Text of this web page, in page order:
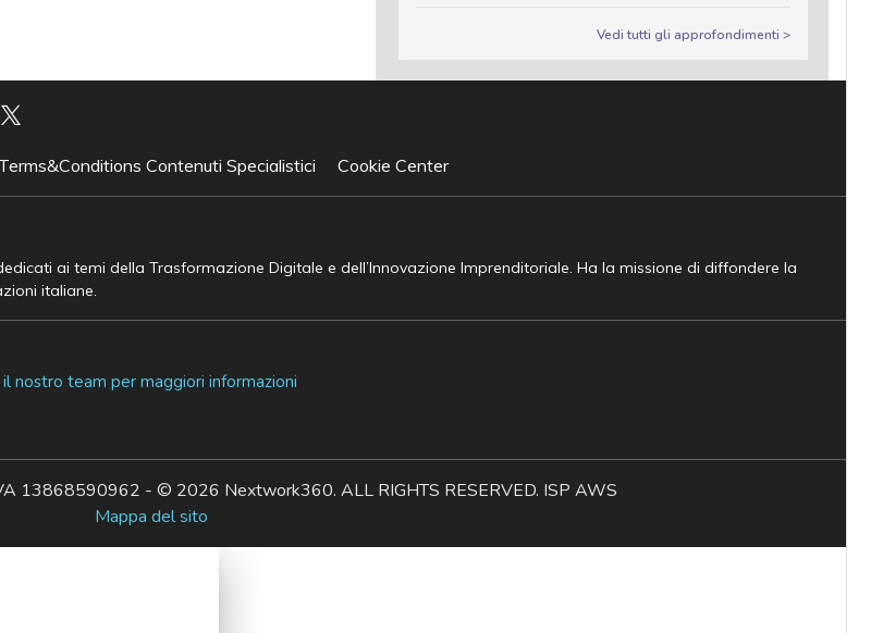
Vedi tutti gli approfondimenti >
Terms&Conditions Contenuti Specialistici Cookie Center
ai temi della Trasformazione Digitale e dell’Innovazione Imprenditoriale. Ha la missione di diffondere la
italiane.
nostro team per maggiori informazioni
13868590962 - © 2026 Nextwork360. ALL RIGHTS RESERVED. ISP AWS
Mappa del sito